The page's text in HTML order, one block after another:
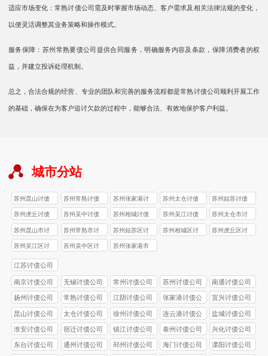
适应市场变化：常熟讨债公司需及时掌握市场动态、客户需求及相关法律法规的变化，
以便灵活调整其业务策略和操作模式。
服务保障：苏州常熟要债公司提供合同服务，明确服务内容及条款，保障消费者的权
益，并建立投诉处理机制。
总之，合法合规的经营、专业的团队和完善的服务流程都是常熟讨债公司顺利开展工作
的基础，确保在为客户追讨欠款的过程中，能够合法、有效地保护客户利益。
城市分站
苏州昆山讨债
公司
苏州常熟讨债
公司
苏州张家港讨
债公司
苏州太仓讨债
公司
苏州姑苏讨债
公司
苏州虎丘讨债
公司
苏州吴中讨债
公司
苏州相城讨债
公司
苏州吴江讨债
公司
苏州太仓市讨
债公司
苏州昆山市讨
债公司
苏州常熟市讨
债公司
苏州姑苏区讨
债公司
苏州相城区讨
苏州虎丘区讨
苏州吴江区讨
债公司
苏州吴中区讨
苏州张家港市
江苏讨债公司
南京讨债公司 无锡讨债公司 常州讨债公司 苏州讨债公司 南通讨债公司
扬州讨债公司 常熟讨债公司 江阴讨债公司
张家港讨债公
司
宜兴讨债公司
昆山讨债公司 太仓讨债公司 徐州讨债公司
连云港讨债公
司
盐城讨债公司
淮安讨债公司 宿迁讨债公司 镇江讨债公司 泰州讨债公司 兴化讨债公司
东台讨债公司 通州讨债公司 邳州讨债公司 海门讨债公司 溧阳讨债公司